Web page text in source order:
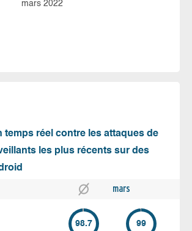
mars 2022
temps réel contre les attaques de
les plus récents sur des
mars
98.7 99